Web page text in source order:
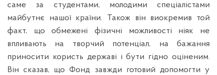
саме за студентами, молодими спеціалістами
майбутнє нашої країни. Також він виокремив той
факт, що обмежені фізичні можливості ніяк не
впливають на творчий потенціал, на бажання
приносити користь державі і бути гідно оціненим.
Він сказав, що Фонд завжди готовий допомогти у